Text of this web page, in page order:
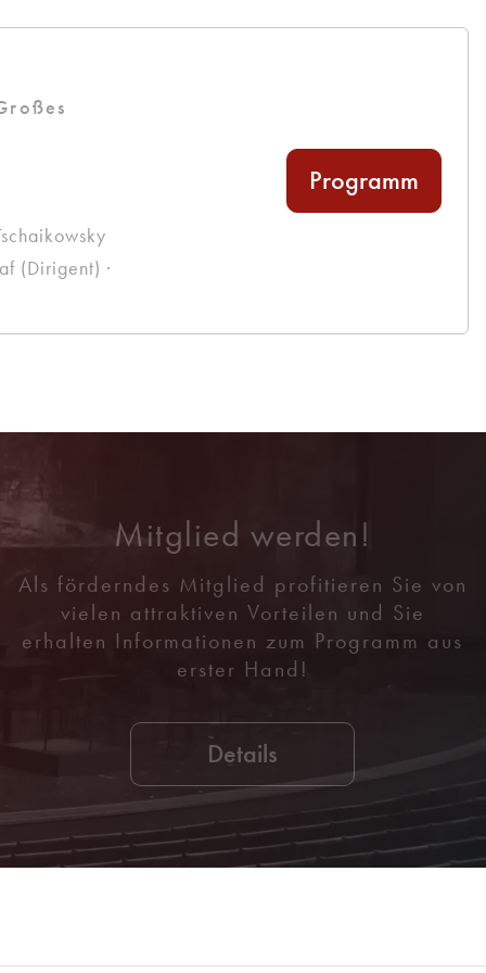
(Dirigent) ·
Programm
Mitglied werden!
Als förderndes Mitglied profitieren Sie von
vielen attraktiven Vorteilen und Sie
erhalten Informationen zum Programm aus
erster Hand!
Details